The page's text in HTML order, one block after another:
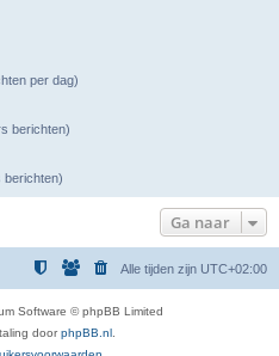
per dag)
berichten)
berichten)
Ga naar
Alle tijden zijn UTC+02:00
Software © phpBB Limited
doorphpBB.nl